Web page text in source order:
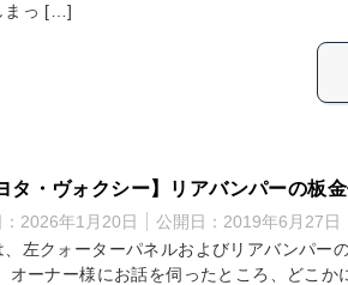
まっ […]
タ・ヴォクシー】リアバンパーの板
2026年1月20日 公開日： 2019年6月27日
、左クォーターパネルおよびリアバンパー
オーナー様にお話を伺ったところ、どこか